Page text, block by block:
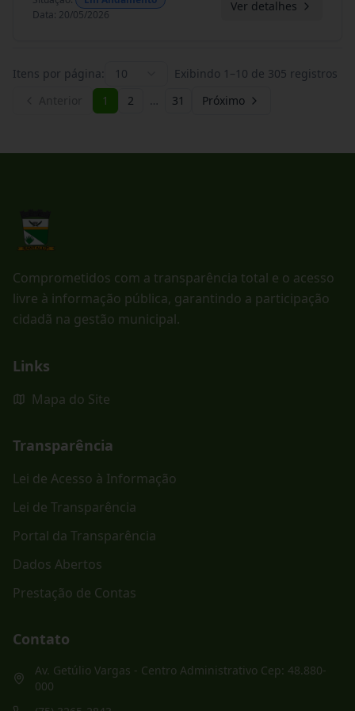
Data: 20/05/2026
Ver detalhes
Itens por página: 10 Exibindo 1 –10 de 305 registros
1 2 … 31 Próximo
Comprometidos com a transparência total e o acesso
livre à informação pública, garantindo a participação
cidadã na gestão municipal.
Links
Mapa do Site
Transparência
Lei de Acesso à Informação
Lei de Transparência
Portal da Transparência
Dados Abertos
Prestação de Contas
Contato
Av. Getúlio Vargas - Centro Administrativo Cep: 48.880-
000